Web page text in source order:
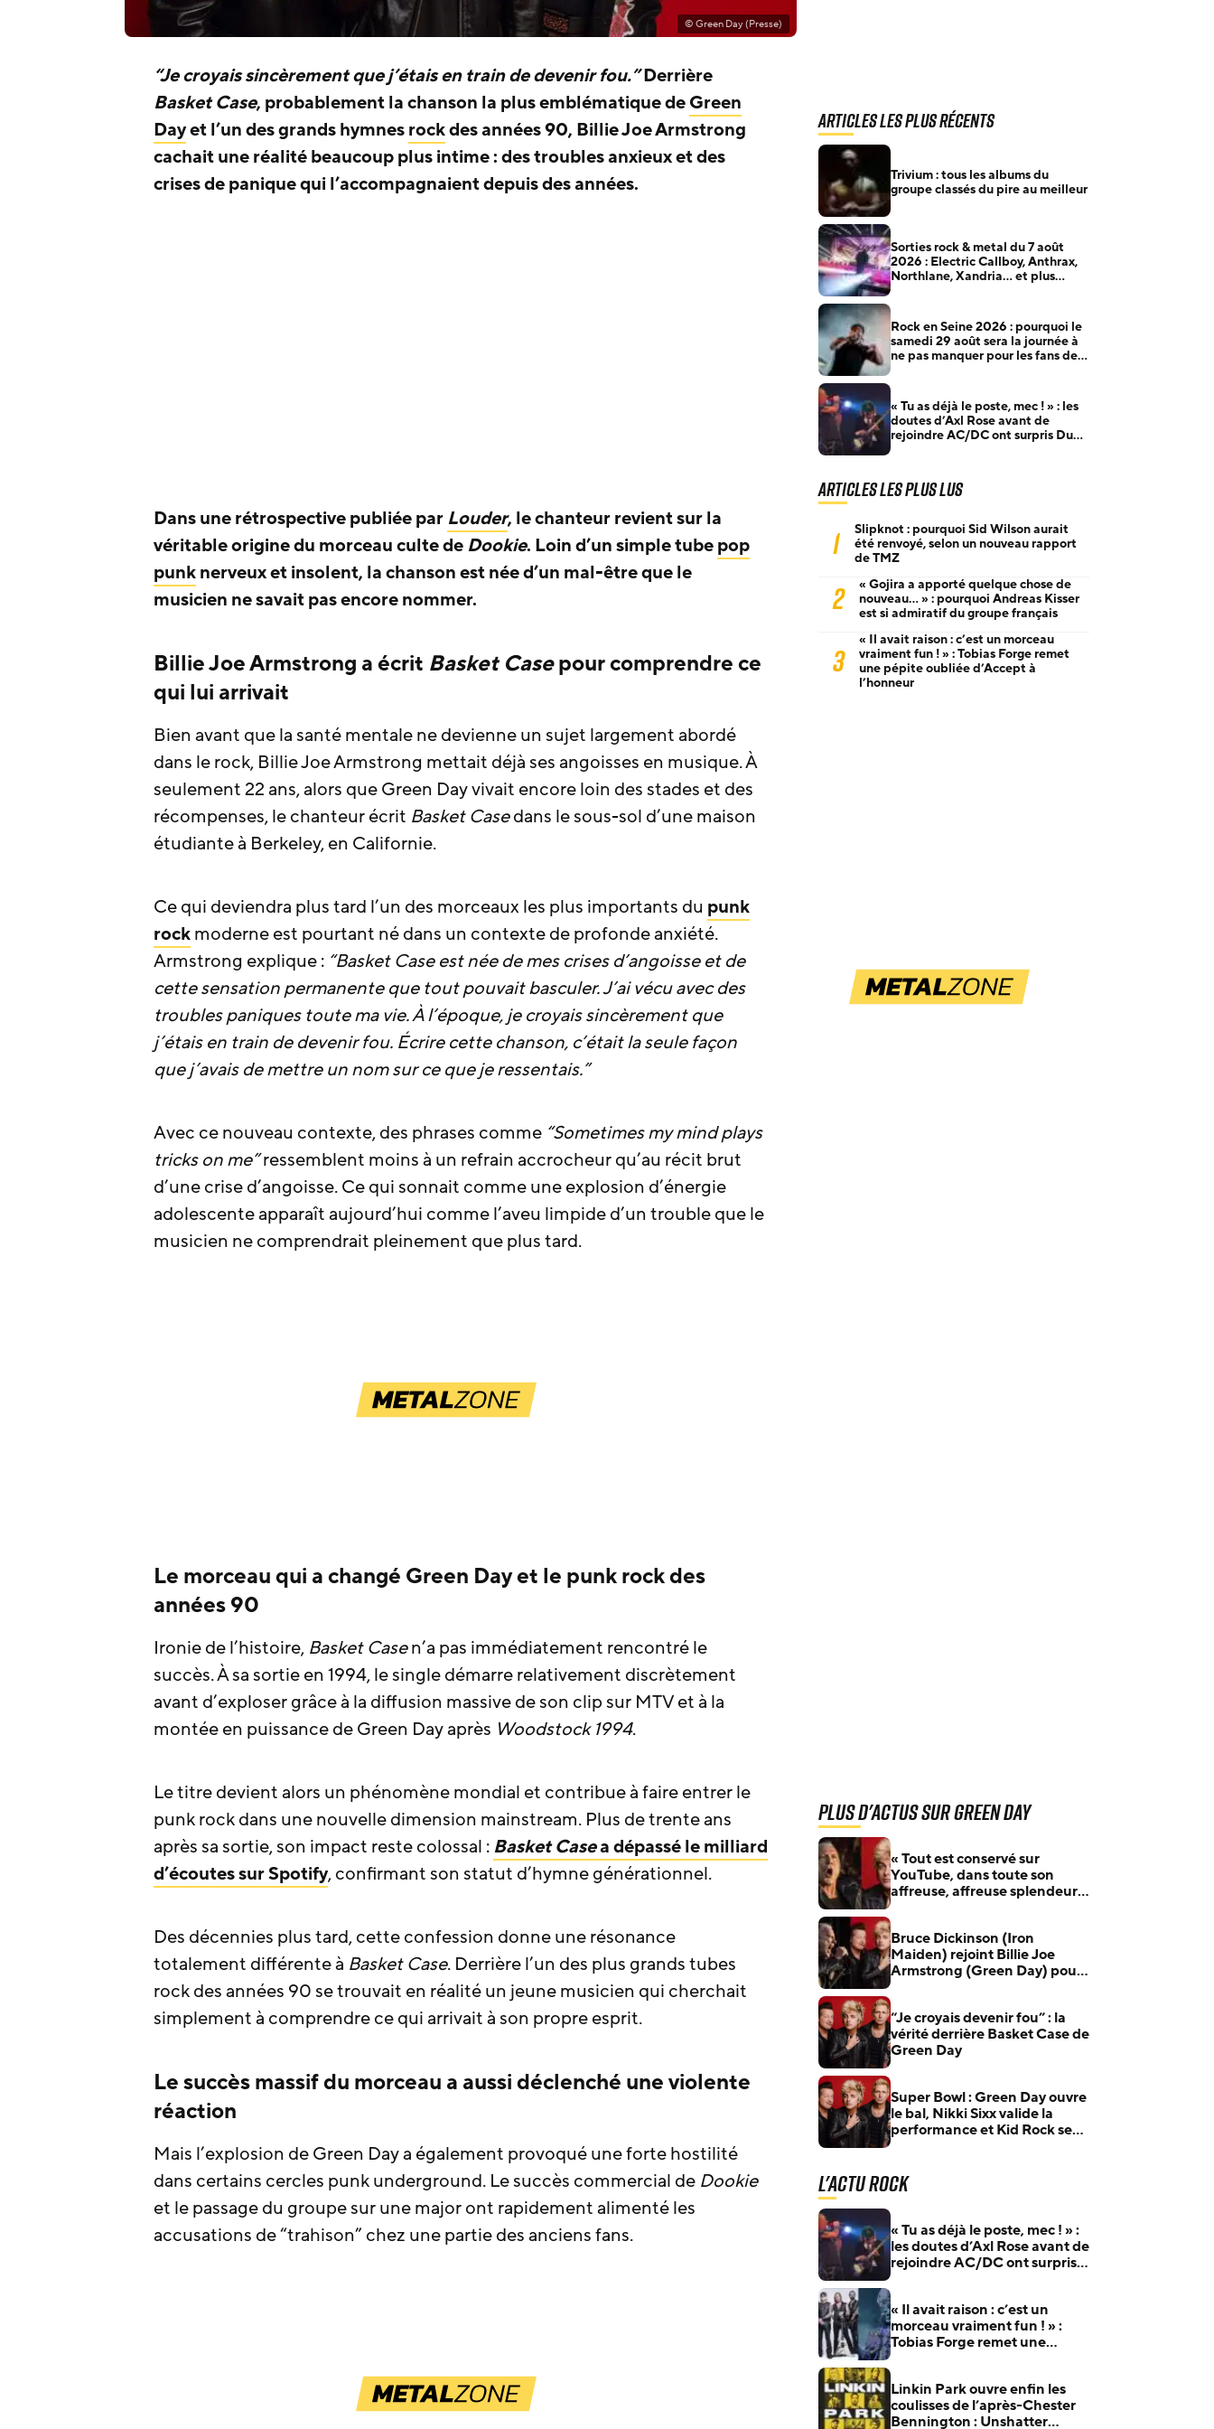
© Green Day (Presse)
“Je croyais sincèrement que j’étais en train de devenir fou.”Derrière
Basket Case, probablement la chanson la plus emblématique deGreen
Dayet l’un des grands hymnesrockdes années 90, Billie Joe Armstrong
cachait une réalité beaucoup plus intime : des troubles anxieux et des
crises de panique qui l’accompagnaient depuis des années.
Dans une rétrospective publiée par Louder, le chanteur revient sur la
véritable origine du morceau culte de Dookie. Loin d’un simple tubepop
punknerveux et insolent, la chanson est née d’un mal-être que le
musicien ne savait pas encore nommer.
Billie Joe Armstrong a écrit Basket Casepour comprendre ce
qui lui arrivait
Bien avant que la santé mentale ne devienne un sujet largement abordé
dans le rock, Billie Joe Armstrong mettait déjà ses angoisses en musique. À
seulement 22 ans, alors que Green Day vivait encore loin des stades et des
récompenses, le chanteur écrit Basket Casedans le sous-sol d’une maison
étudiante à Berkeley, en Californie.
Ce qui deviendra plus tard l’un des morceaux les plus importants du punk
rockmoderne est pourtant né dans un contexte de profonde anxiété.
Armstrong explique : “Basket Case est née de mes crises d’angoisse et de
cette sensation permanente que tout pouvait basculer. J’ai vécu avec des
troubles paniques toute ma vie. À l’époque, je croyais sincèrement que
j’étais en train de devenir fou. Écrire cette chanson, c’était la seule façon
que j’avais de mettre un nom sur ce que je ressentais.”
Avec ce nouveau contexte, des phrases comme “Sometimes my mind plays
tricks on me”ressemblent moins à un refrain accrocheur qu’au récit brut
d’une crise d’angoisse. Ce qui sonnait comme une explosion d’énergie
adolescente apparaît aujourd’hui comme l’aveu limpide d’un trouble que le
musicien ne comprendrait pleinement que plus tard.
Le morceau qui a changé Green Day et le punk rock des
années 90
Ironie de l’histoire, Basket Casen’a pas immédiatement rencontré le
succès. À sa sortie en 1994, le single démarre relativement discrètement
avant d’exploser grâce à la diffusion massive de son clip sur MTV et à la
montée en puissance de Green Day après Woodstock 1994.
Le titre devient alors un phénomène mondial et contribue à faire entrer le
punk rock dans une nouvelle dimension mainstream. Plus de trente ans
après sa sortie, son impact reste colossal : Basket Casea dépassé le milliard
d’écoutes sur Spotify, confirmant son statut d’hymne générationnel.
Des décennies plus tard, cette confession donne une résonance
totalement différente à Basket Case. Derrière l’un des plus grands tubes
rock des années 90 se trouvait en réalité un jeune musicien qui cherchait
simplement à comprendre ce qui arrivait à son propre esprit.
Le succès massif du morceau a aussi déclenché une violente
réaction
Mais l’explosion de Green Day a également provoqué une forte hostilité
dans certains cercles punk underground. Le succès commercial de Dookie
et le passage du groupe sur une major ont rapidement alimenté les
accusations de “trahison” chez une partie des anciens fans.
Articles les plus récents
Trivium : tous les albums du
groupe classés du pire au meilleur
Sorties rock & metal du 7 août
2026 : Electric Callboy, Anthrax,
Northlane, Xandria… et plus
Rock en Seine 2026 : pourquoi le
samedi 29 août sera la journée à
ne pas manquer pour les fans de
« Tu as déjà le poste, mec ! » : les
doutes d’Axl Rose avant de
rejoindre AC/DC ont surpris Duff
Articles les plus lus
1
Slipknot : pourquoi Sid Wilson aurait
été renvoyé, selon un nouveau rapport
de TMZ
2
« Gojira a apporté quelque chose de
nouveau… » : pourquoi Andreas Kisser
est si admiratif du groupe français
3
« Il avait raison : c’est un morceau
vraiment fun ! » : Tobias Forge remet
une pépite oubliée d’Accept à
l’honneur
Plus d'actus sur Green Day
« Tout est conservé sur
YouTube, dans toute son
affreuse, affreuse splendeur »
avec Billie Joe Armstrong
(Green Day)
Bruce Dickinson (Iron
Maiden) rejoint Billie Joe
Armstrong (Green Day) pour
“Je croyais devenir fou” : la
vérité derrière Basket Case de
Green Day
Super Bowl : Green Day ouvre
le bal, Nikki Sixx valide la
performance et Kid Rock se
L'actu Rock
« Tu as déjà le poste, mec ! » :
les doutes d’Axl Rose avant de
rejoindre AC/DC ont surpris
« Il avait raison : c’est un
morceau vraiment fun ! » :
Tobias Forge remet une
Linkin Park ouvre enfin les
coulisses de l’après-Chester
Bennington : Unshatter